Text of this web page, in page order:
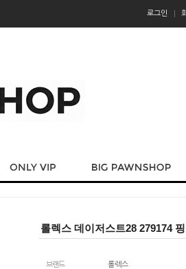
로그인
롤렉스 데이저스트28 279174
브랜드 롤렉스